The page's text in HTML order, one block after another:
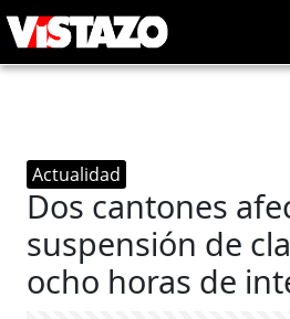
Actualidad
Dos cantones
suspensión de
ocho horas de